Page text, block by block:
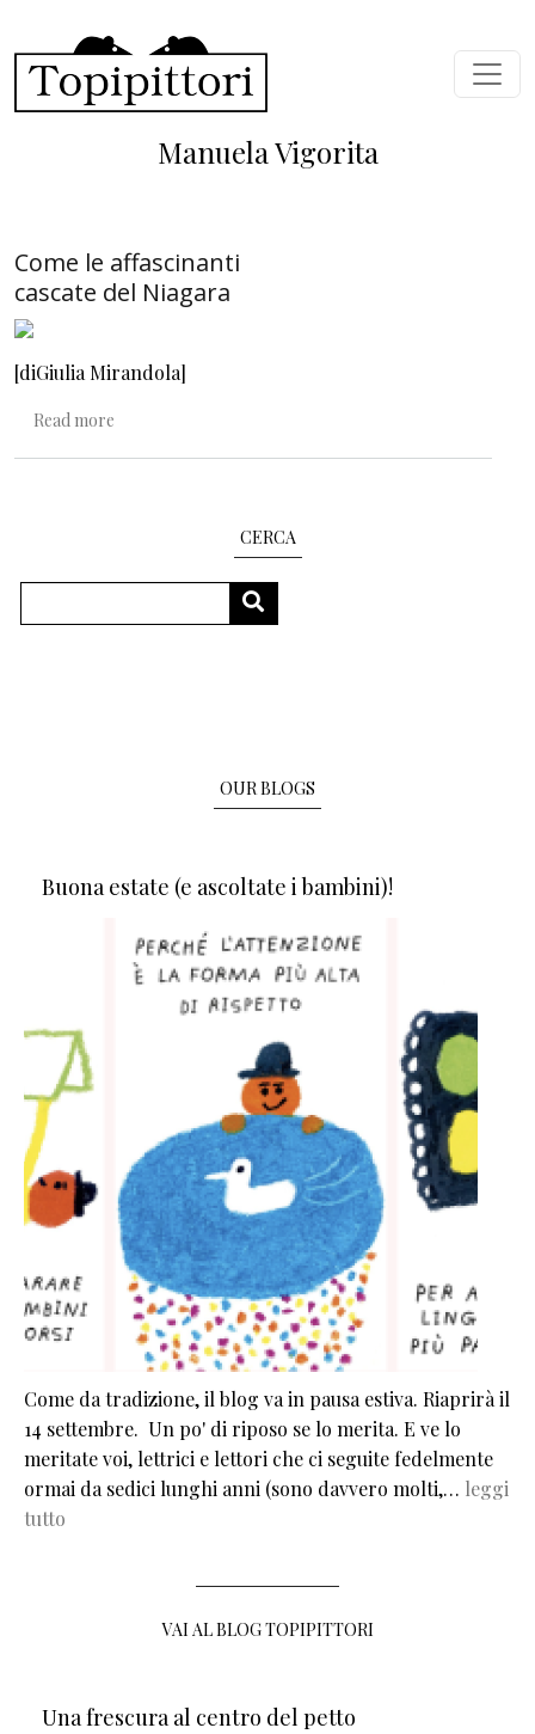
Manuela Vigorita
Come le affascinanti
cascate del Niagara
[diGiulia Mirandola]
Read more
CERCA
SEARCH
OUR BLOGS
Buona estate (e ascoltate i bambini)!
Come da tradizione, il blog va in pausa estiva. Riaprirà il
14 settembre. Un po' di riposo se lo merita. E ve lo
meritate voi, lettrici e lettori che ci seguite fedelmente
ormai da sedici lunghi anni (sono davvero molti,… leggi
tutto
VAI AL BLOG TOPIPITTORI
Una frescura al centro del petto